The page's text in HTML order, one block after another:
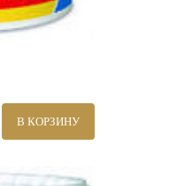
В КОРЗИНУ